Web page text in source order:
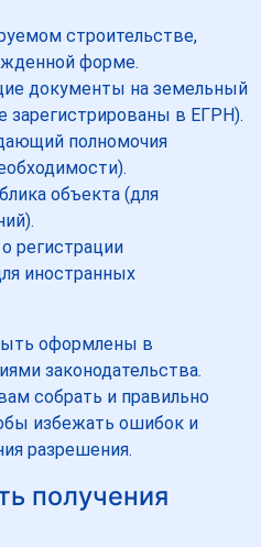
строительстве,
форме.
документы на земельный
зарегистрированы в ЕГРН).
полномочия
объекта (для
регистрации
иностранных
оформлены в
законодательства.
собрать и правильно
избежать ошибок и
разрешения.
получения